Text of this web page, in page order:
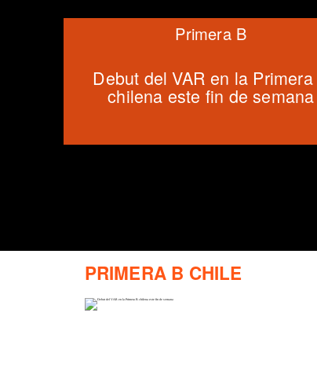
Debut del VAR en la
chilena este fin de semana
Primera B
PRIMERA B CHILE